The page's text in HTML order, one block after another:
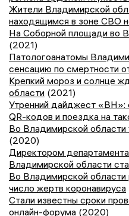
Жители Владимирской
находящимся в зоне СВО
На Соборной площади во
(2021)
Патологоанатомы
сенсацию по смертности
Крепкий мороз и солнце
области (2021)
Утренний дайджест
QR-кодов и поездка на
Во Владимирской области
(2020)
Директором
Владимирской области
Во Владимирской области
число жертв коронавируса
Стали известны сроки
онлайн-форума (2020)